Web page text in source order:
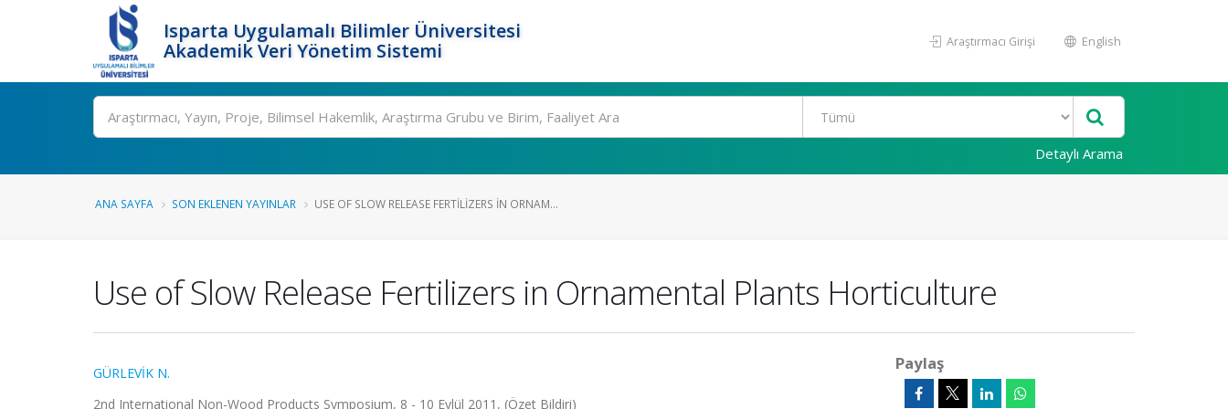
Isparta Uygulamalı Bilimler Üniversitesi
Akademik Veri Yönetim Sistemi
Araştırmacı Girişi English
Ara
Detaylı Arama
ANA SAYFA SON EKLENEN YAYINLAR USE OF SLOW RELEASE FERTILIZERS IN ORNAM...
Use of Slow Release Fertilizers in Ornamental Plants Horticulture
GÜRLEVİK N.
2nd International Non-Wood Products Symposium, 8 - 10 Eylül 2011, (Özet Bildiri)
Paylaş